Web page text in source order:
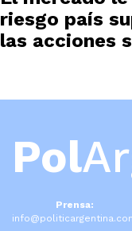
riesgo país
las acciones
Pol
Prensa: